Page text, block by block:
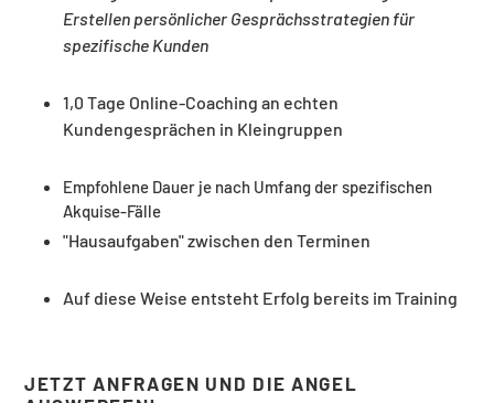
Erstellen persönlicher Gesprächsstrategien für
spezifische Kunden
1,0 Tage Online-Coaching an echten
Kundengesprächen in Kleingruppen
Empfohlene Dauer je nach Umfang der spezifischen
Akquise-Fälle
"Hausaufgaben" zwischen den Terminen
Auf diese Weise entsteht Erfolg bereits im Training
JETZT ANFRAGEN UND DIE ANGEL